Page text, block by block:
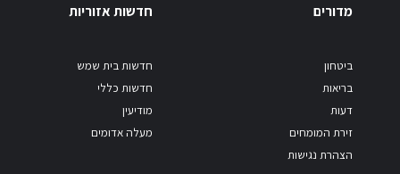
מדורים
ביטחון
בריאות
דעות
זירת המומחים
הצהרת נגישות
חדשות אזוריות
חדשות בית שמש
חדשות כללי
מודיעין
מעלה אדומים